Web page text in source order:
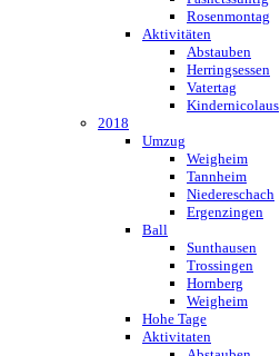
Rosenmontag
Aktivitäten
Abstauben
Herringsessen
Vatertag
Kindernicolaus
2018
Umzug
Weigheim
Tannheim
Niedereschach
Ergenzingen
Ball
Sunthausen
Trossingen
Hornberg
Weigheim
Hohe Tage
Aktivitaten